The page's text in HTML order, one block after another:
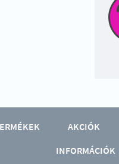
AKCIÓK
INFORMÁCIÓK